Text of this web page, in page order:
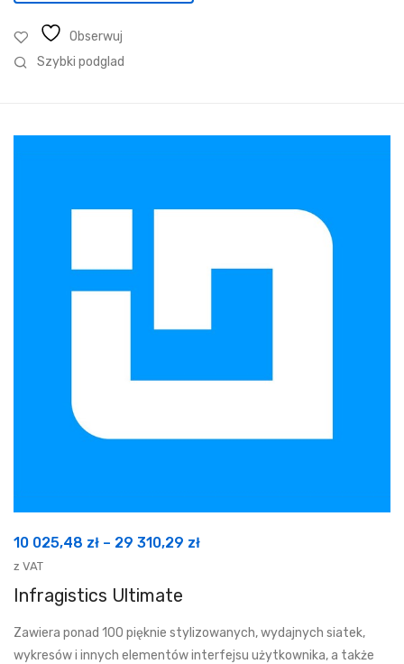
Obserwuj
Szybki podglad
10 025,48 zł – 29 310,29 złZakres
025,48 zł
z VAT
Infragistics Ultimate
Zawiera ponad 100 pięknie stylizowanych, wydajnych siatek,
wykresów i innych elementów interfejsu użytkownika, a także